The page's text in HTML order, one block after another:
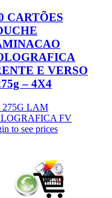
CARTÕES
E VERSO
– 4X4
275G LAM
FV
to see prices